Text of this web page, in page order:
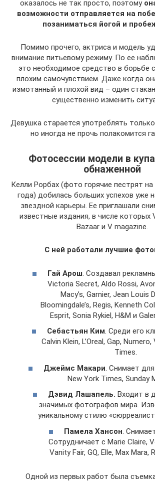
оказалось не так просто, поэтому
возможности отправляется на
позаниматься йогой и
Помимо прочего, актриса и модель
внимание питьевому режиму. По ее
это необходимое средство в борьбе
плохим самочувствием. Даже когда
измотанный и плохой вид – один
существенно изменить
Девушка старается употреблять
но иногда не прочь полакомится
Фотосессии модели в
обнаженной
Келли Рорбах (фото горячие пестрят
года) добилась больших успехов уже
звездной карьеры. Ее приглашали
известные издания, в числе которых
Bazaar и V magazine.
С ней работали лучшие
Гай Арош . Создавал
Victoria Secret, Aldo Rossi,
Macy’s, Garnier, Jean Louis
Bloomingdale’s, Regis, Kenneth
Esprit, Sonia Rykiel, H&M и
Себастьян Ким. Среди его
Calvin Klein, L’Oreal, Gap,
Times.
Джеймс Макари . Снимает
New York Times, Sunday
Дэвид Лашапель. Входит в
значимых фотографов мира.
уникальному стилю
Памела Хансон .
Сотрудничает с Marie Claire,
Vanity Fair, GQ, Elle, Max Mara,
Одной из первых работ была